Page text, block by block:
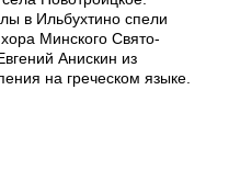
в Ильбухтино спели
Минского Свято-
Анискин из
на греческом языке.